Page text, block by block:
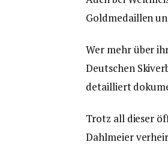
Goldmedaillen
Wer mehr über
Deutschen
detailliert
Trotz all dieser
Dahlmeier